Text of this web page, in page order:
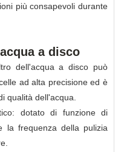
più consapevoli durante
a disco
dell'acqua a disco può
ad alta precisione ed è
qualità dell'acqua.
dotato di funzione di
la frequenza della pulizia